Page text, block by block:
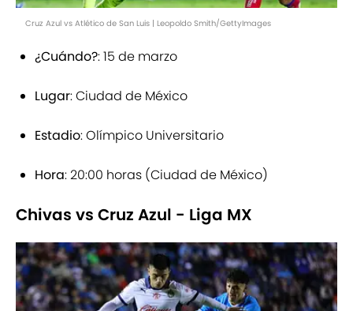
Cruz Azul vs Atlético de San Luis | Leopoldo Smith/GettyImages
¿Cuándo?: 15 de marzo
Lugar: Ciudad de México
Estadio: Olímpico Universitario
Hora: 20:00 horas (Ciudad de México)
Chivas vs Cruz Azul - Liga MX